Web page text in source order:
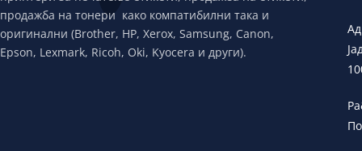
продажба на тонери како компатибилни така и
оригинални (Brother, HP, Xerox, Samsung, Canon,
Epson, Lexmark, Ricoh, Oki, Kyocera и други).